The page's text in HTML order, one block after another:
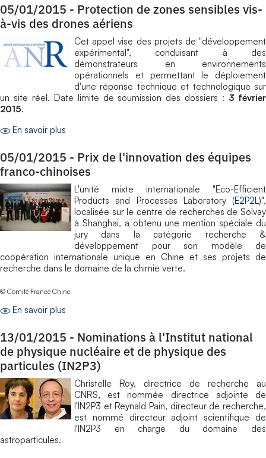
05/01/2015 - Protection de zones sensibles vis-
à-vis des drones aériens
Cet appel vise des projets de "développement
expérimental", conduisant à des
démonstrateurs en environnements
opérationnels et permettant le déploiement
d'une réponse technique et technologique sur
un site réel. Date limite de soumission des dossiers : 3 février
2015.
En savoir plus
05/01/2015 - Prix de l'innovation des équipes
franco-chinoises
L'unité mixte internationale "Eco-Efficient
Products and Processes Laboratory (E2P2L )",
localisée sur le centre de recherches de Solvay
à Shanghai, a obtenu une mention spéciale du
jury dans la catégorie recherche &
développement pour son modèle de
coopération internationale unique en Chine et ses projets de
recherche dans le domaine de la chimie verte.
© Comité France Chine
En savoir plus
13/01/2015 - Nominations à l'Institut national
de physique nucléaire et de physique des
particules (IN2P3)
Christelle Roy, directrice de recherche au
CNRS, est nommée directrice adjointe de
l'IN2P3 et Reynald Pain, directeur de recherche,
est nommé directeur adjoint scientifique de
l'IN2P3 en charge du domaine des
astroparticules.